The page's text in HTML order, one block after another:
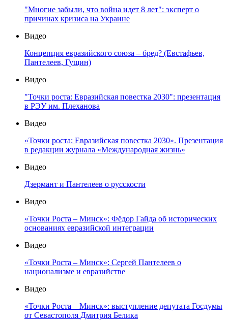
"Многие забыли, что война идет 8 лет": эксперт о
причинах кризиса на Украине
Видео
Концепция евразийского союза – бред? (Евстафьев,
Пантелеев, Гущин)
Видео
"Точки роста: Евразийская повестка 2030": презентация
в РЭУ им. Плеханова
Видео
«Точки роста: Евразийская повестка 2030». Презентация
в редакции журнала «Международная жизнь»
Видео
Дзермант и Пантелеев о русскости
Видео
«Точки Роста – Минск»: Фёдор Гайда об исторических
основаниях евразийской интеграции
Видео
«Точки Роста – Минск»: Сергей Пантелеев о
национализме и евразийстве
Видео
«Точки Роста – Минск»: выступление депутата Госдумы
от Севастополя Дмитрия Белика